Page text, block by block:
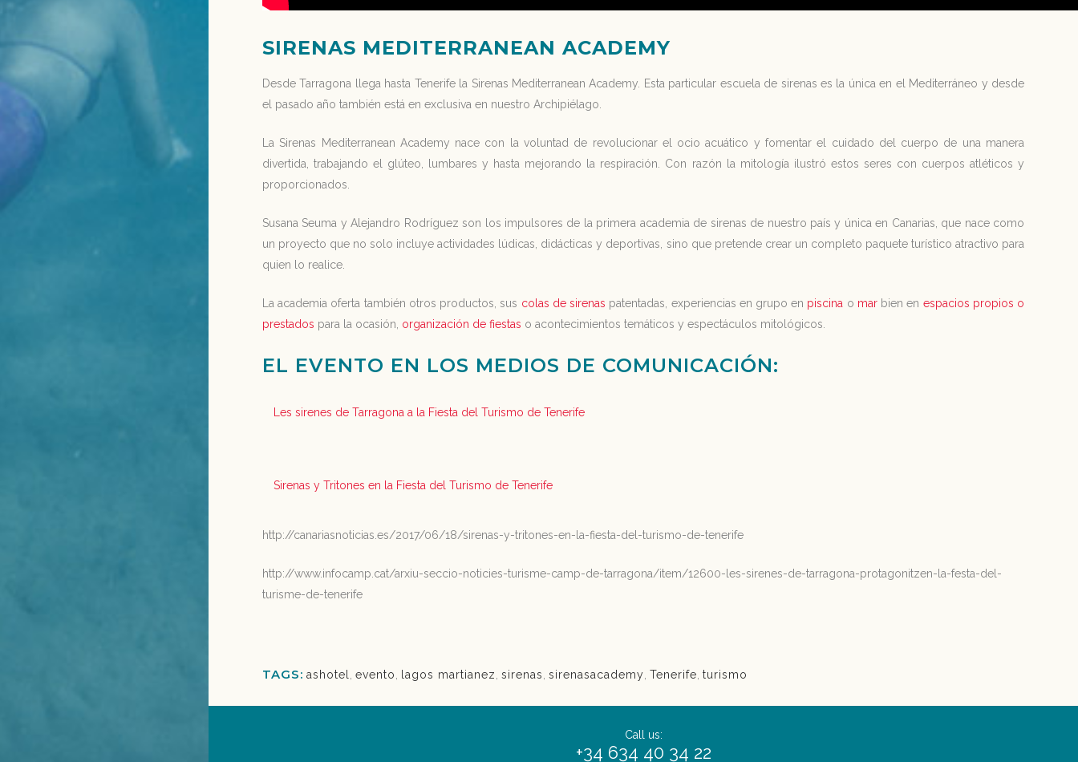
SIRENAS MEDITERRANEAN ACADEMY
Desde Tarragona llega hasta Tenerife la Sirenas Mediterranean Academy. Esta particular escuela de sirenas es la única en el Mediterráneo y desde
el pasado año también está en exclusiva en nuestro Archipiélago.
La Sirenas Mediterranean Academy nace con la voluntad de revolucionar el ocio acuático y fomentar el cuidado del cuerpo de una manera
divertida, trabajando el glúteo, lumbares y hasta mejorando la respiración. Con razón la mitología ilustró estos seres con cuerpos atléticos y
proporcionados.
Susana Seuma y Alejandro Rodríguez son los impulsores de la primera academia de sirenas de nuestro país y única en Canarias, que nace como
un proyecto que no solo incluye actividades lúdicas, didácticas y deportivas, sino que pretende crear un completo paquete turístico atractivo para
quien lo realice.
La academia oferta también otros productos, sus colas de sirenas patentadas, experiencias en grupo en piscina o marbien en espacios propios o
prestados para la ocasión, organización de fiestas o acontecimientos temáticos y espectáculos mitológicos.
EL EVENTO EN LOS MEDIOS DE COMUNICACIÓN:
Les sirenes de Tarragona a la Fiesta del Turismo de Tenerife
Sirenas y Tritones en la Fiesta del Turismo de Tenerife
http://canariasnoticias.es/2017/06/18/sirenas-y-tritones-en-la-fiesta-del-turismo-de-tenerife
http://www.infocamp.cat/arxiu-seccio-noticies-turisme-camp-de-tarragona/item/12600-les-sirenes-de-tarragona-protagonitzen-la-festa-del-
turisme-de-tenerife
TAGS: ashotel evento lagos martianez sirenas sirenasacademy Tenerife turismo
Call us:
+34 634 40 34 22